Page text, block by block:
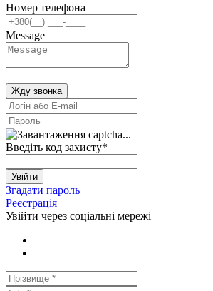
Номер телефона
Message
Жду звонка
Введіть код захисту*
Увійти
Згадати пароль
Реєстрація
Увійти через соціальні мережі